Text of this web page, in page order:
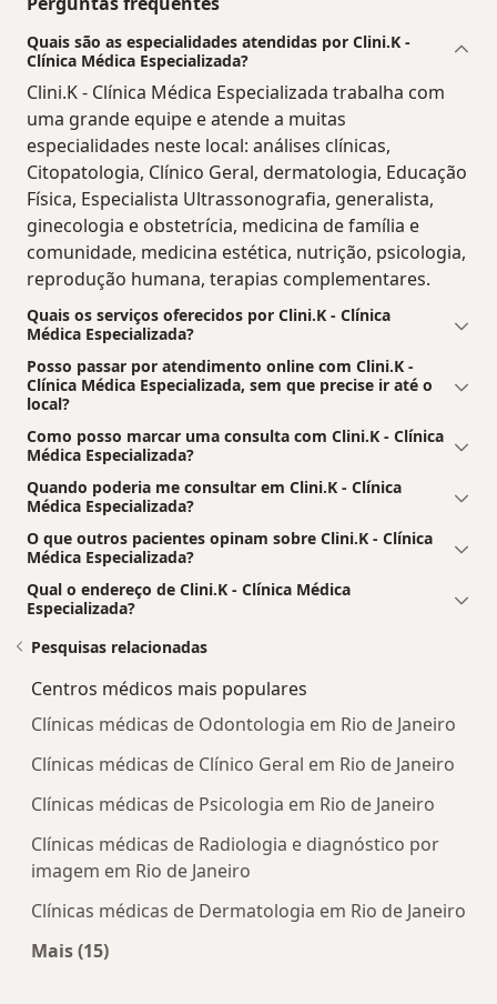
Quais são as especialidades atendidas por Clini.K -
Clínica Médica Especializada?
Clini.K - Clínica Médica Especializada trabalha com
uma grande equipe e atende a muitas
especialidades neste local: análises clínicas,
Citopatologia, Clínico Geral, dermatologia, Educação
Física, Especialista Ultrassonografia, generalista,
ginecologia e obstetrícia, medicina de família e
comunidade, medicina estética, nutrição, psicologia,
reprodução humana, terapias complementares.
Quais os serviços oferecidos por Clini.K - Clínica
Médica Especializada?
Posso passar por atendimento online com Clini.K -
Clínica Médica Especializada, sem que precise ir até o
local?
Como posso marcar uma consulta com Clini.K - Clínica
Médica Especializada?
Quando poderia me consultar em Clini.K - Clínica
Médica Especializada?
O que outros pacientes opinam sobre Clini.K - Clínica
Médica Especializada?
Qual o endereço de Clini.K - Clínica Médica
Especializada?
Pesquisas relacionadas
Centros médicos mais populares
Clínicas médicas de Odontologia em Rio de Janeiro
Clínicas médicas de Clínico Geral em Rio de Janeiro
Clínicas médicas de Psicologia em Rio de Janeiro
Clínicas médicas de Radiologia e diagnóstico por
imagem em Rio de Janeiro
Clínicas médicas de Dermatologia em Rio de Janeiro
Mais (15)